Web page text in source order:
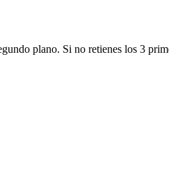
plano. Si no retienes los 3